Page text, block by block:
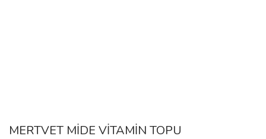
MERTVET MİDE VİTAMİN TOPU